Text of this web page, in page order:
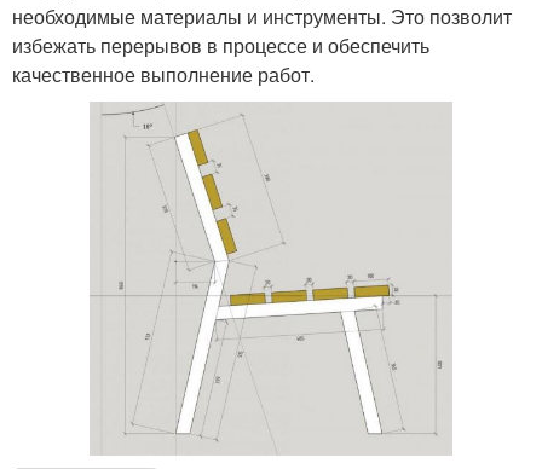
необходимые материалы и инструменты. Это позволит
избежать перерывов в процессе и обеспечить
качественное выполнение работ.